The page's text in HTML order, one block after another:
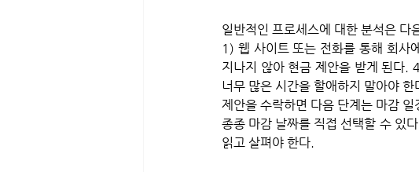
일반적인 프로세스에 대한 분석은 다
1) 웹 사이트 또는 전화를 통해 회사
지나지 않아 현금 제안을 받게 된다.
너무 많은 시간을 할애하지 말아야
제안을 수락하면 다음 단계는 마감 일
종종 마감 날짜를 직접 선택할 수 있
읽고 살펴야 한다.